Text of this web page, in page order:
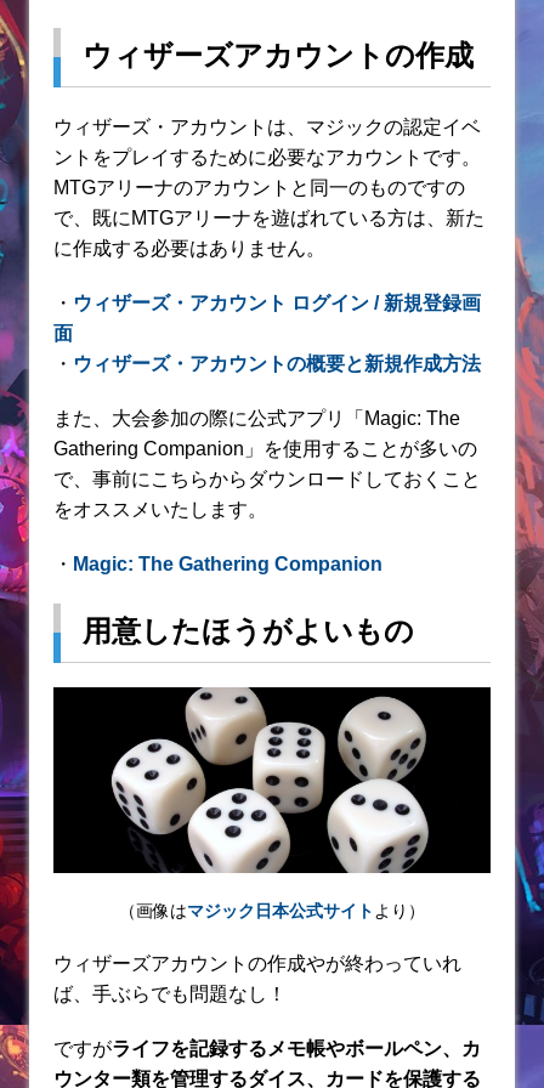
ウィザーズアカウントの作成
ウィザーズ・アカウントは、マジックの認定イベ
ントをプレイするために必要なアカウントです。
MTGアリーナのアカウントと同一のものですの
で、既にMTGアリーナを遊ばれている方は、新た
に作成する必要はありません。
・ ウィザーズ・アカウント ログイン / 新規登録画
面
・ ウィザーズ・アカウントの概要と新規作成方法
また、大会参加の際に公式アプリ「Magic: The
Gathering Companion」を使用することが多いの
で、事前にこちらからダウンロードしておくこと
をオススメいたします。
・ Magic: The Gathering Companion
用意したほうがよいもの
（画像はマジック日本公式サイトより）
ウィザーズアカウントの作成やが終わっていれ
ば、手ぶらでも問題なし！
ですがライフを記録するメモ帳やボールペン、カ
ウンター類を管理するダイス、カードを保護する